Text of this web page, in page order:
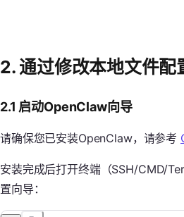
2. 通过修改本地文件配
2.1 启动OpenClaw向导
请确保您已安装OpenClaw，请参考
安装完成后打开终端（SSH/CMD/
置向导：